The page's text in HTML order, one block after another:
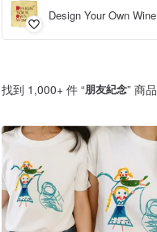
找到 1,000+ 件 “朋友紀念” 商品